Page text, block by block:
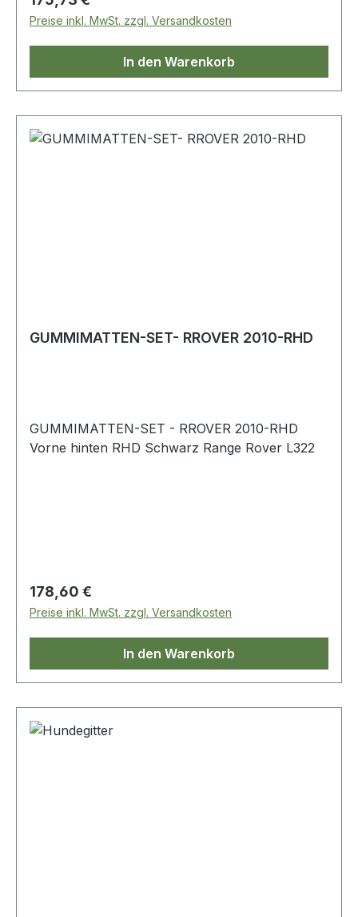
Preise inkl. MwSt. zzgl. Versandkosten
In den Warenkorb
GUMMIMATTEN-SET- RROVER 2010-RHD
GUMMIMATTEN-SET - RROVER 2010-RHD
Vorne hinten RHD Schwarz Range Rover L322
Regulärer Preis:
178,60 €
Preise inkl. MwSt. zzgl. Versandkosten
In den Warenkorb